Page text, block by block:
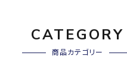
CATEGORY
商品カテゴリー